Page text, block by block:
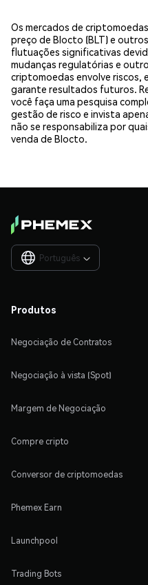
Os mercados de
preço de Blocto (BLT) e
flutuações significativas
mudanças regulatórias e
criptomoedas envolve riscos,
garante resultados futuros.
você faça uma pesquisa
gestão de risco e invista
não se responsabiliza por
venda de Blocto.
Português 
Produtos
Negociação de Contratos
Negociação à vista (Spot)
Margem de Negociação
Compre cripto
Conversor de criptomoedas
Phemex Earn
Launchpool
Trading Bots